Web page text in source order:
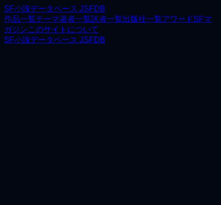
SF小説データベース JSFDB
作品一覧テーマ著者一覧訳者一覧出版社一覧アワードSFマ
ガジンこのサイトについて
SF小説データベース JSFDB